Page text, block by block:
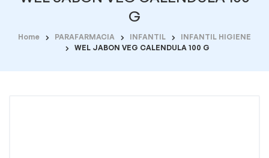
G
Home PARAFARMACIA INFANTIL
INFANTIL HIGIENE
WEL JABON VEG CALENDULA 100 G